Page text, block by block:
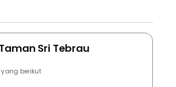
Sri Tebrau
berikut